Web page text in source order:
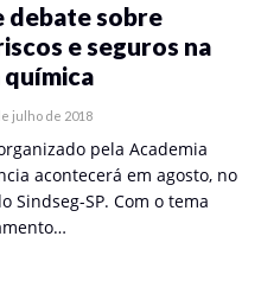
debate sobre
e seguros na
julho de 2018
pela Academia
acontecerá em agosto, no
SP. Com o tema